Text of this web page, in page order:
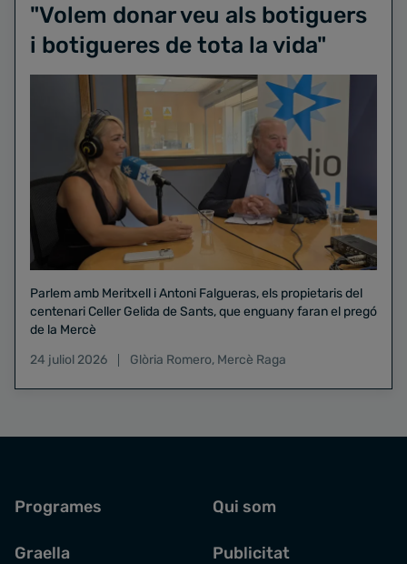
"Volem donar veu als botiguers
i botigueres de tota la vida"
Parlem amb Meritxell i Antoni Falgueras, els propietaris del
centenari Celler Gelida de Sants, que enguany faran el pregó
de la Mercè
24 juliol 2026
Glòria Romero, Mercè Raga
Programes
Graella
Qui som
Publicitat